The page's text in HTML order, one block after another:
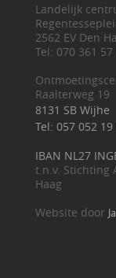
Landelijk
2562 EV Den
Tel: 070 361 57
Raalterweg 19
8131 SB Wijhe
Tel: 057 052 19
IBAN NL27
t.n.v. Stichting
Haag
Website door